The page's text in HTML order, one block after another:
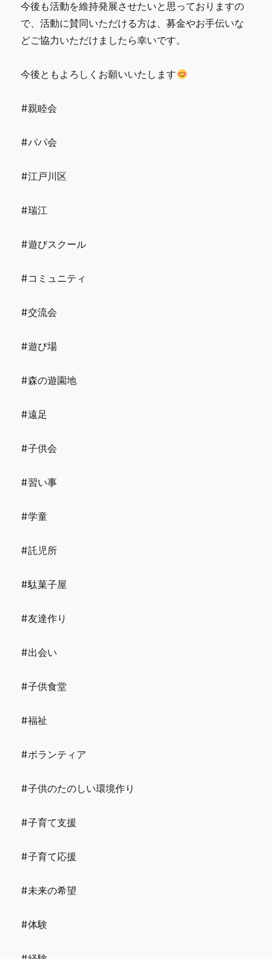
今後も活動を維持発展させたいと思っておりますの
で、活動に賛同いただける方は、募金やお手伝いな
どご協力いただけましたら幸いです。
今後ともよろしくお願いいたします
#親睦会
#パパ会
#江戸川区
#瑞江
#遊びスクール
#コミュニティ
#交流会
#遊び場
#森の遊園地
#遠足
#子供会
#習い事
#学童
#託児所
#駄菓子屋
#友達作り
#出会い
#子供食堂
#福祉
#ボランティア
#子供のたのしい環境作り
#子育て支援
#子育て応援
#未来の希望
#体験